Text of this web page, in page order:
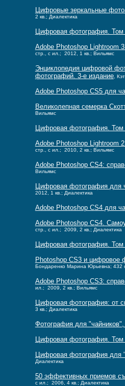
Цифровые зеркальные
2 кв.; Диалектика
Цифровая фотография. Том
Adobe Photoshop Lightroom
стр., с ил.; 2012, 1 кв.; Вильямс
Энциклопедия цифровой
фотографий. 3-е издание,
Adobe Photoshop CS5 для
Великолепная семерка
Вильямс
Цифровая фотография. Том
Adobe Photoshop Lightroom
стр., с ил.; 2010, 2 кв.; Вильямс
Adobe Photoshop CS4:
Вильямс
Цифровая фотография для
2012, 1 кв.; Диалектика
Adobe Photoshop CS4 для
Adobe Photoshop CS4.
стр., с ил.; 2009, 2 кв.; Диалектика
Цифровая фотография. Том
Photoshop CS3 и
Бондаренко Марина Юрьевна; 432
Adobe Photoshop CS3:
ил.; 2009, 2 кв.; Вильямс
Цифровая фотография: от
3 кв.; Диалектика
Фотография для
Цифровая фотография. Том
Цифровая фотография для
Диалектика
50 эффективных приемов
с ил.; 2006, 4 кв.; Диалектика